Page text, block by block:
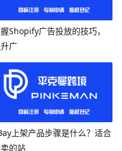
Shopify广告投放的技巧，
广
上架产品步骤是什么？适合
的站